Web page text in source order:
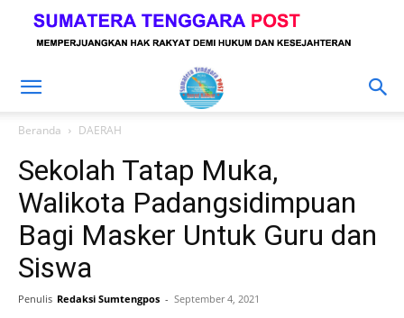
Beranda DAERAH
Sekolah Tatap Muka,
Walikota Padangsidimpuan
Bagi Masker Untuk Guru dan
Siswa
Penulis Redaksi Sumtengpos - September 4, 2021